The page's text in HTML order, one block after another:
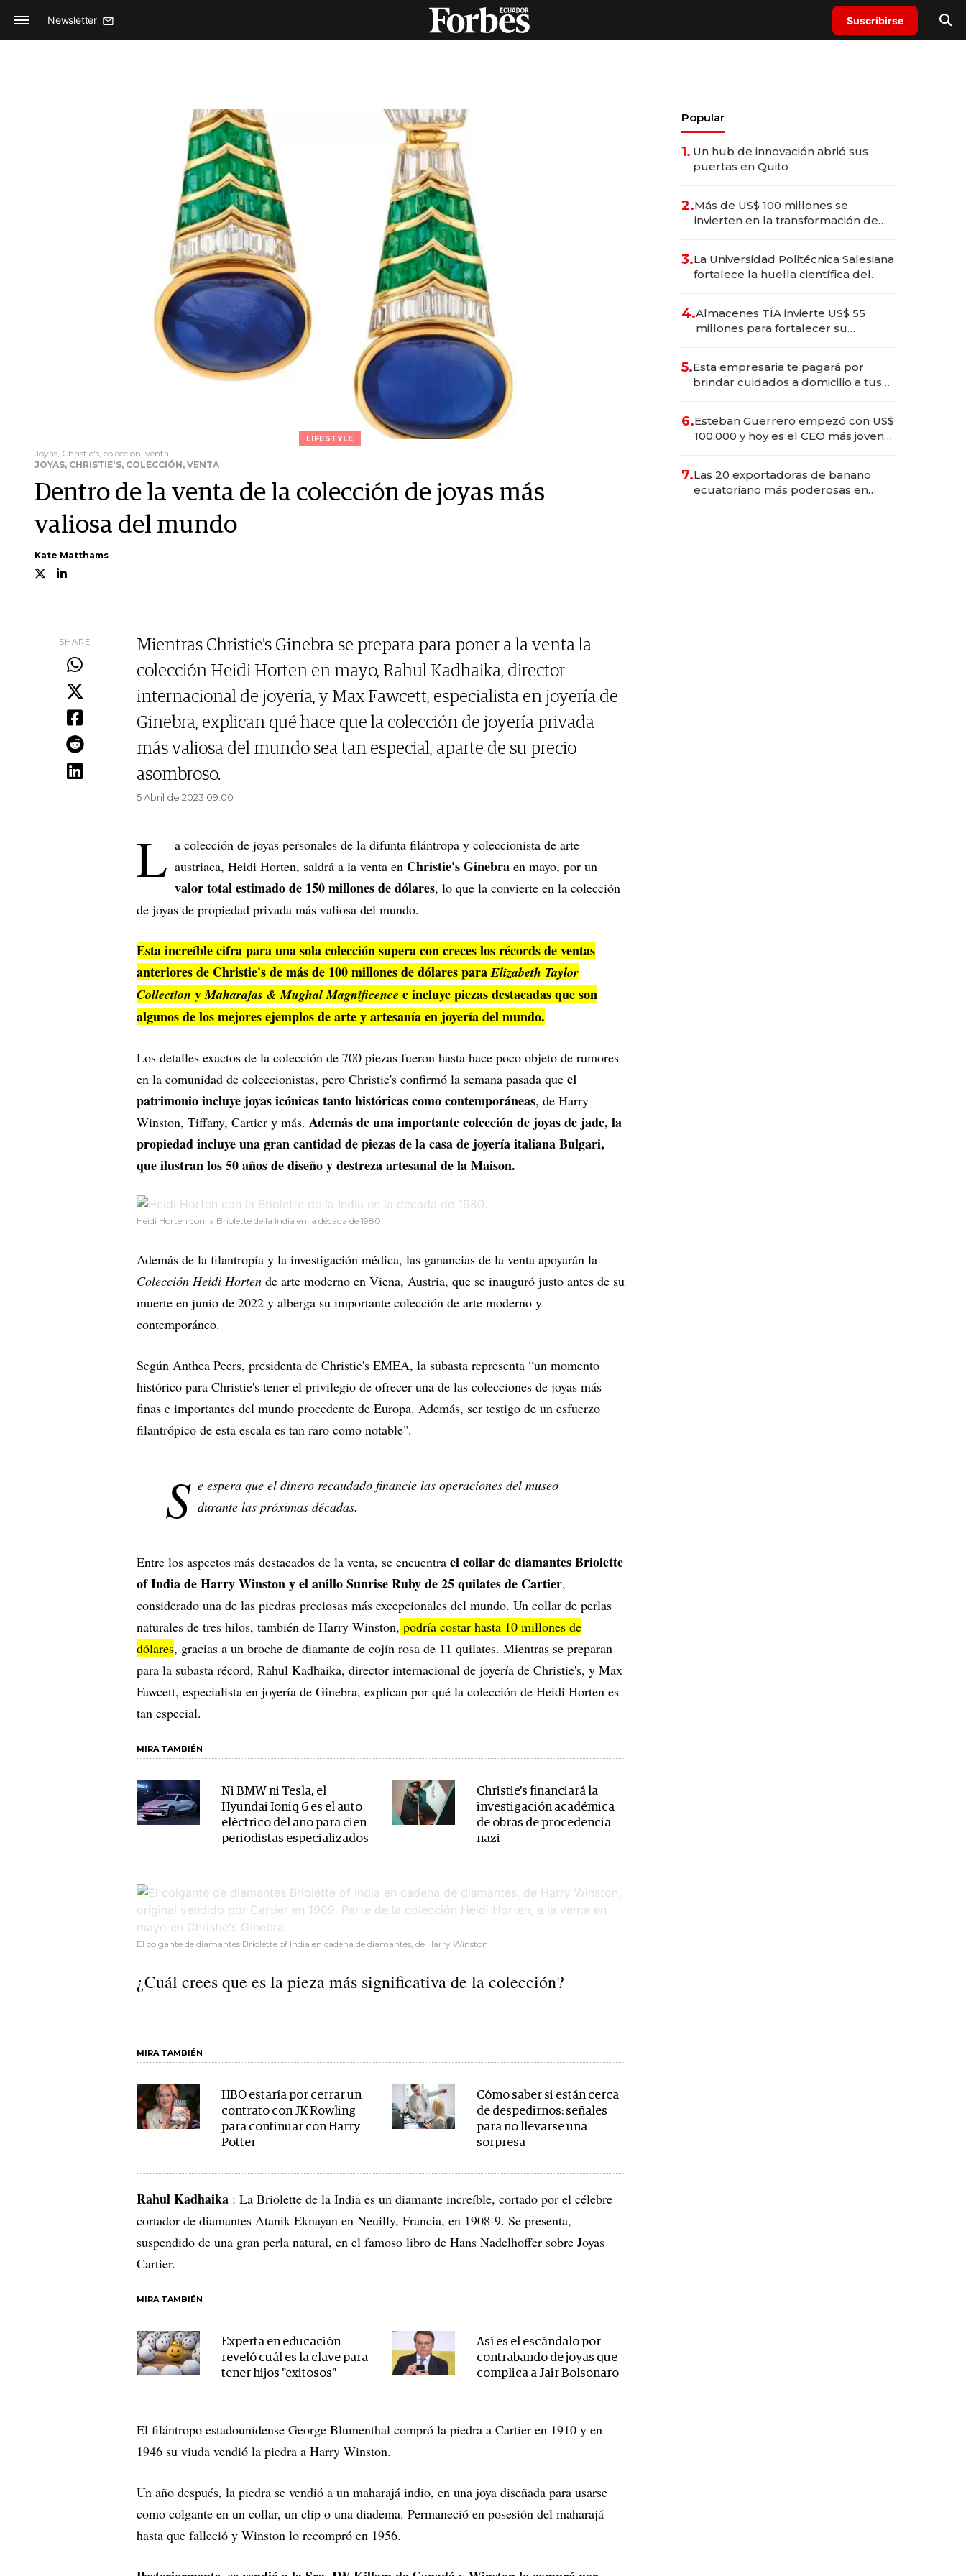
Newsletter Suscribirse
LIFESTYLE
Joyas, Christie's, colección, venta
JOYAS, CHRISTIE'S, COLECCIÓN, VENTA
Dentro de la venta de la colección de joyas más
valiosa del mundo
Kate Matthams
SHARE
Mientras Christie's Ginebra se prepara para poner a la venta la
colección Heidi Horten en mayo, Rahul Kadhaika, director
internacional de joyería, y Max Fawcett, especialista en joyería de
Ginebra, explican qué hace que la colección de joyería privada
más valiosa del mundo sea tan especial, aparte de su precio
asombroso.
5 Abril de 2023 09.00
L a colección de joyas personales de la difunta filántropa y coleccionista de arte
austriaca, Heidi Horten, saldrá a la venta en Christie's Ginebra en mayo, por un
valor total estimado de 150 millones de dólares, lo que la convierte en la colección
de joyas de propiedad privada más valiosa del mundo.
Esta increíble cifra para una sola colección supera con creces los récords de ventas
anteriores de Christie's de más de 100 millones de dólares paraElizabeth Taylor
Collection yMaharajas & Mughal Magnificence e incluye piezas destacadas que son
algunos de los mejores ejemplos de arte y artesanía en joyería del mundo.
Los detalles exactos de la colección de 700 piezas fueron hasta hace poco objeto de rumores
en la comunidad de coleccionistas, pero Christie's confirmó la semana pasada que el
patrimonio incluye joyas icónicas tanto históricas como contemporáneas, de Harry
Winston, Tiffany, Cartier y más. Además de una importante colección de joyas de jade, la
propiedad incluye una gran cantidad de piezas de la casa de joyería italiana Bulgari,
que ilustran los 50 años de diseño y destreza artesanal de la Maison.
Heidi Horten con la Briolette de la India en la década de 1980.
Además de la filantropía y la investigación médica, las ganancias de la venta apoyarán la
Colección Heidi Horten de arte moderno en Viena, Austria, que se inauguró justo antes de su
muerte en junio de 2022 y alberga su importante colección de arte moderno y
contemporáneo.
Según Anthea Peers, presidenta de Christie's EMEA, la subasta representa “un momento
histórico para Christie's tener el privilegio de ofrecer una de las colecciones de joyas más
finas e importantes del mundo procedente de Europa. Además, ser testigo de un esfuerzo
filantrópico de esta escala es tan raro como notable".
S e espera que el dinero recaudado financie las operaciones del museo
durante las próximas décadas.
Entre los aspectos más destacados de la venta, se encuentra el collar de diamantes Briolette
of India de Harry Winston y el anillo Sunrise Ruby de 25 quilates de Cartier,
considerado una de las piedras preciosas más excepcionales del mundo. Un collar de perlas
naturales de tres hilos, también de Harry Winston, podría costar hasta 10 millones de
dólares, gracias a un broche de diamante de cojín rosa de 11 quilates. Mientras se preparan
para la subasta récord, Rahul Kadhaika, director internacional de joyería de Christie's, y Max
Fawcett, especialista en joyería de Ginebra, explican por qué la colección de Heidi Horten es
tan especial.
MIRA TAMBIÉN
Ni BMW ni Tesla, el
Hyundai Ioniq 6 es el auto
eléctrico del año para cien
periodistas especializados
Christie's financiará la
investigación académica
de obras de procedencia
nazi
El colgante de diamantes Briolette of India en cadena de diamantes, de Harry Winston.
¿Cuál crees que es la pieza más significativa de la colección?
MIRA TAMBIÉN
HBO estaría por cerrar un
contrato con JK Rowling
para continuar con Harry
Potter
Cómo saber si están cerca
de despedirnos: señales
para no llevarse una
sorpresa
Rahul Kadhaika : La Briolette de la India es un diamante increíble, cortado por el célebre
cortador de diamantes Atanik Eknayan en Neuilly, Francia, en 1908-9. Se presenta,
suspendido de una gran perla natural, en el famoso libro de Hans Nadelhoffer sobre Joyas
Cartier.
MIRA TAMBIÉN
Experta en educación
reveló cuál es la clave para
tener hijos "exitosos"
Así es el escándalo por
contrabando de joyas que
complica a Jair Bolsonaro
El filántropo estadounidense George Blumenthal compró la piedra a Cartier en 1910 y en
1946 su viuda vendió la piedra a Harry Winston.
Un año después, la piedra se vendió a un maharajá indio, en una joya diseñada para usarse
como colgante en un collar, un clip o una diadema. Permaneció en posesión del maharajá
hasta que falleció y Winston lo recompró en 1956.
Popular
1. Un hub de innovación abrió sus
puertas en Quito
2.Más de US$ 100 millones se
invierten en la transformación de
3.La Universidad Politécnica Salesiana
fortalece la huella científica del
4.Almacenes TÍA invierte US$ 55
millones para fortalecer su
5.Esta empresaria te pagará por
brindar cuidados a domicilio a tus
6.Esteban Guerrero empezó con US$
100.000 y hoy es el CEO más joven
7.Las 20 exportadoras de banano
ecuatoriano más poderosas en